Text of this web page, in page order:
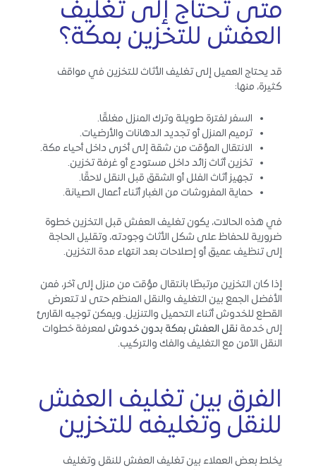
متى تحتاج إلى تغليف
العفش للتخزين بمكة؟
قد يحتاج العميل إلى تغليف الأثاث للتخزين في مواقف
كثيرة، منها:
السفر لفترة طويلة وترك المنزل مغلقًا.
ترميم المنزل أو تجديد الدهانات والأرضيات.
الانتقال المؤقت من شقة إلى أخرى داخل أحياء مكة.
تخزين أثاث زائد داخل مستودع أو غرفة تخزين.
تجهيز أثاث الفلل أو الشقق قبل النقل لاحقًا.
حماية المفروشات من الغبار أثناء أعمال الصيانة.
في هذه الحالات، يكون تغليف العفش قبل التخزين خطوة
ضرورية للحفاظ على شكل الأثاث وجودته، وتقليل الحاجة
إلى تنظيف عميق أو إصلاحات بعد انتهاء مدة التخزين.
إذا كان التخزين مرتبطًا بانتقال مؤقت من منزل إلى آخر، فمن
الأفضل الجمع بين التغليف والنقل المنظم حتى لا تتعرض
القطع للخدوش أثناء التحميل والتنزيل. ويمكن توجيه القارئ
إلى خدمة نقل العفش بمكة بدون خدوش لمعرفة خطوات
النقل الآمن مع التغليف والفك والتركيب.
الفرق بين تغليف العفش
للنقل وتغليفه للتخزين
يخلط بعض العملاء بين تغليف العفش للنقل وتغليف